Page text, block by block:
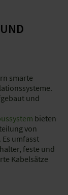
smarte
und
bieten
von
umfasst
feste und
Kabelsätze